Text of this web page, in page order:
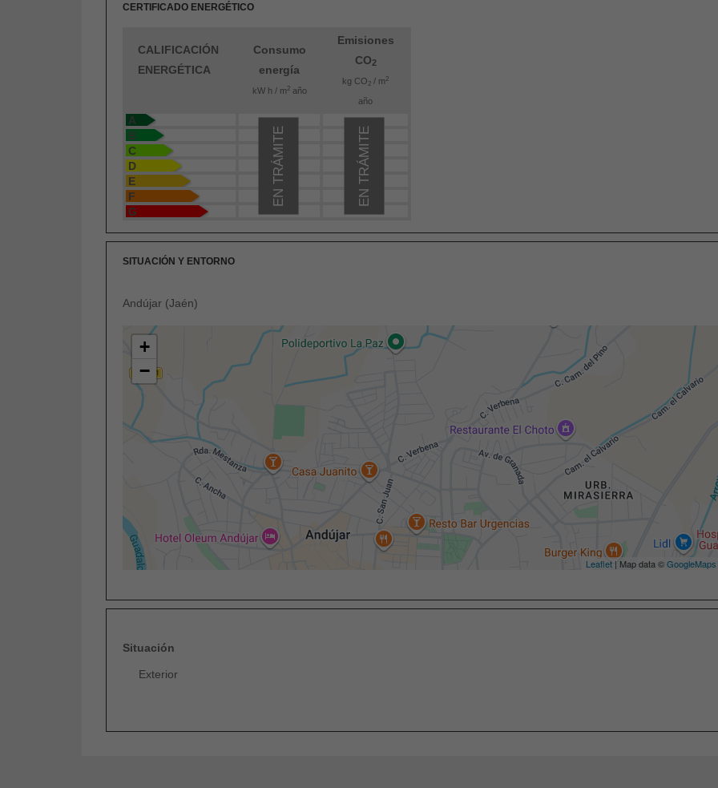
CERTIFICADO ENERGÉTICO
CALIFICACIÓN
ENERGÉTICA
Consumo
energía
kW h / m2año
Emisiones
CO2
kg CO 2 / m2
año
A
B
C
D
E
F
G
EN TRÁMITE
EN TRÁMITE
SITUACIÓN Y ENTORNO
Andújar (Jaén)
+
−
Leaflet| Map data ©GoogleMaps
Situación
Exterior